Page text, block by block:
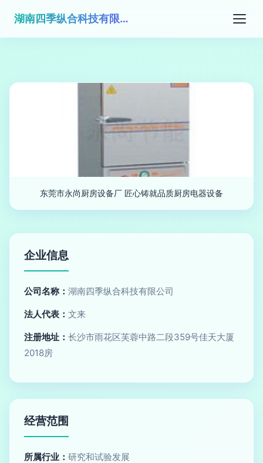
湖南四季纵合科技有限公司
东莞市永尚厨房设备厂 匠心铸就品质厨房电器设备
企业信息
公司名称： 湖南四季纵合科技有限公司
法人代表： 文来
注册地址： 长沙市雨花区芙蓉中路二段359号佳天大厦
2018房
经营范围
所属行业： 研究和试验发展